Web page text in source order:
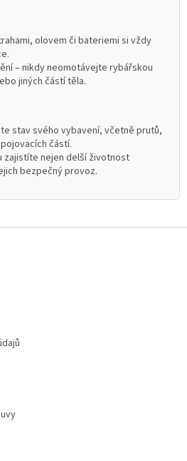
olovem či bateriemi si vždy
– nikdy neomotávejte rybářskou
jiných částí těla.
stav svého vybavení, včetně prutů,
částí.
zajistíte nejen delší životnost
bezpečný provoz.